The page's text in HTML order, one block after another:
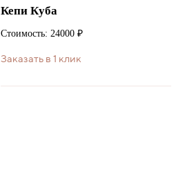
Кепи Куба
Стоимость: 24000 ₽
Заказать в 1 клик